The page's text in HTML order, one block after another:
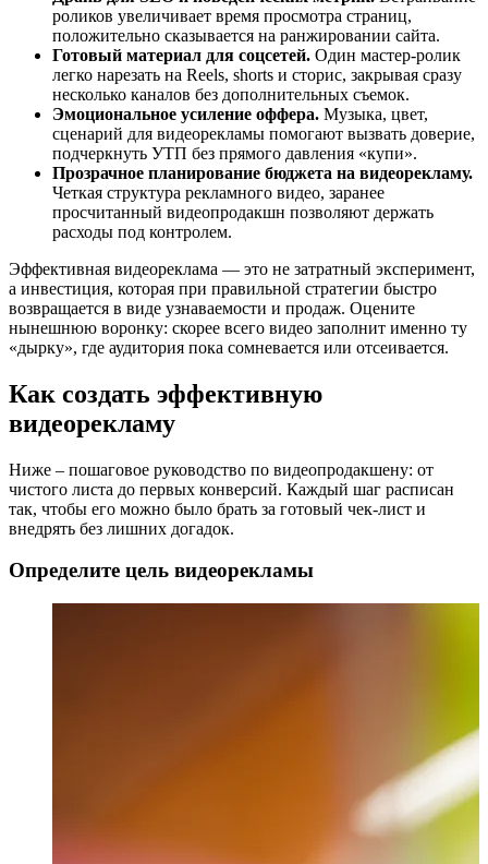
роликов увеличивает время просмотра страниц,
положительно сказывается на ранжировании сайта.
Готовый материал для соцсетей. Один мастер-ролик
легко нарезать на Reels, shorts и сторис, закрывая сразу
несколько каналов без дополнительных съемок.
Эмоциональное усиление оффера. Музыка, цвет,
сценарий для видеорекламы помогают вызвать доверие,
подчеркнуть УТП без прямого давления «купи».
Прозрачное планирование бюджета на видеорекламу.
Четкая структура рекламного видео, заранее
просчитанный видеопродакшн позволяют держать
расходы под контролем.
Эффективная видеореклама — это не затратный эксперимент,
а инвестиция, которая при правильной стратегии быстро
возвращается в виде узнаваемости и продаж. Оцените
нынешнюю воронку: скорее всего видео заполнит именно ту
«дырку», где аудитория пока сомневается или отсеивается.
Как создать эффективную
видеорекламу
Ниже – пошаговое руководство по видеопродакшену: от
чистого листа до первых конверсий. Каждый шаг расписан
так, чтобы его можно было брать за готовый чек-лист и
внедрять без лишних догадок.
Определите цель видеорекламы